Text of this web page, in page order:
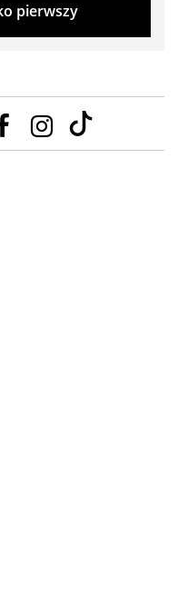
pierwszy